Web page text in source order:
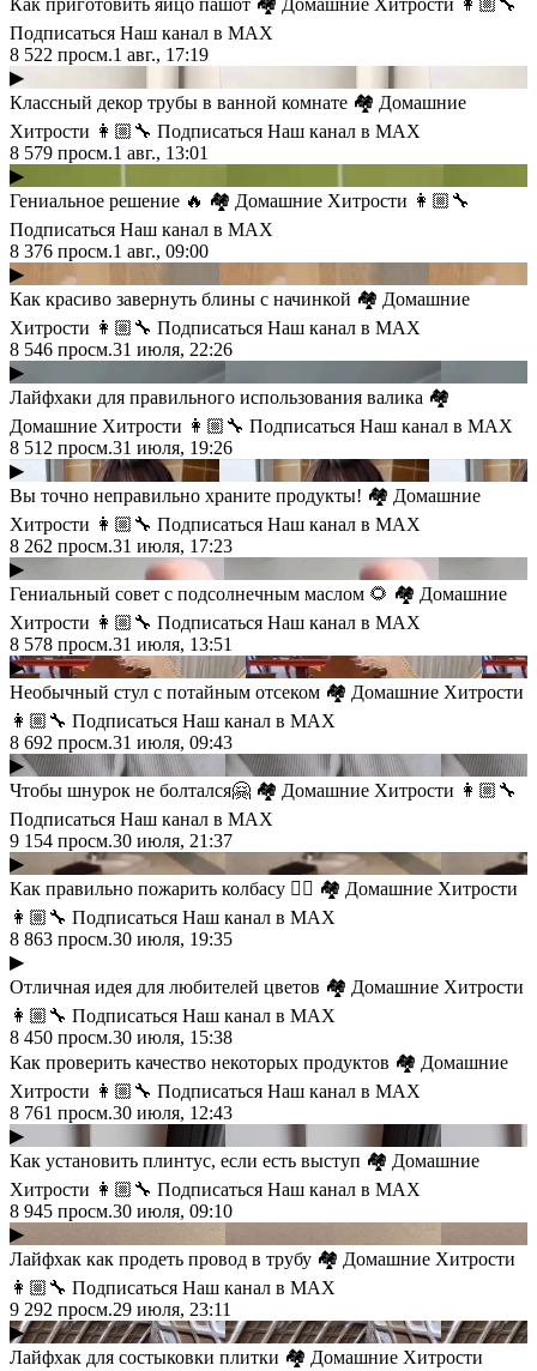
Подписаться Наш канал в MAX
8 522 просм.1 авг., 17:19
▶
Классный декор трубы в ванной комнате 🏘 Домашние
Хитрости 👩🏼‍🔧 Подписаться Наш канал в MAX
8 579 просм.1 авг., 13:01
▶
Гениальное решение 🔥 🏘 Домашние Хитрости 👩🏼‍🔧
Подписаться Наш канал в MAX
8 376 просм.1 авг., 09:00
▶
Как красиво завернуть блины с начинкой 🏘 Домашние
Хитрости 👩🏼‍🔧 Подписаться Наш канал в MAX
8 546 просм.31 июля, 22:26
▶
Лайфхаки для правильного использования валика 🏘
Домашние Хитрости 👩🏼‍🔧 Подписаться Наш канал в MAX
8 512 просм.31 июля, 19:26
▶
Вы точно неправильно храните продукты! 🏘 Домашние
Хитрости 👩🏼‍🔧 Подписаться Наш канал в MAX
8 262 просм.31 июля, 17:23
▶
Гениальный совет с подсолнечным маслом 🌻 🏘 Домашние
Хитрости 👩🏼‍🔧 Подписаться Наш канал в MAX
8 578 просм.31 июля, 13:51
▶
Необычный стул с потайным отсеком 🏘 Домашние Хитрости
👩🏼‍🔧 Подписаться Наш канал в MAX
8 692 просм.31 июля, 09:43
▶
Чтобы шнурок не болтался🤗 🏘 Домашние Хитрости 👩🏼‍🔧
Подписаться Наш канал в MAX
9 154 просм.30 июля, 21:37
▶
Как правильно пожарить колбасу 👍🏻 🏘 Домашние Хитрости
👩🏼‍🔧 Подписаться Наш канал в MAX
8 863 просм.30 июля, 19:35
▶
Отличная идея для любителей цветов 🏘 Домашние Хитрости
👩🏼‍🔧 Подписаться Наш канал в MAX
8 450 просм.30 июля, 15:38
Как проверить качество некоторых продуктов 🏘 Домашние
Хитрости 👩🏼‍🔧 Подписаться Наш канал в MAX
8 761 просм.30 июля, 12:43
▶
Как установить плинтус, если есть выступ 🏘 Домашние
Хитрости 👩🏼‍🔧 Подписаться Наш канал в MAX
8 945 просм.30 июля, 09:10
▶
Лайфхак как продеть провод в трубу 🏘 Домашние Хитрости
👩🏼‍🔧 Подписаться Наш канал в MAX
9 292 просм.29 июля, 23:11
▶
Лайфхак для состыковки плитки 🏘 Домашние Хитрости